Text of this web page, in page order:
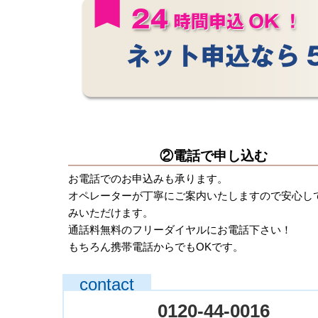
②電話で申し込む
お電話でのお申込みも承ります。
オペレーターが丁寧にご案内いたしますので安心し
みいただけます。
通話料無料のフリーダイヤルにお電話下さい！
もちろん携帯電話からでもOKです。
0120-44-0016